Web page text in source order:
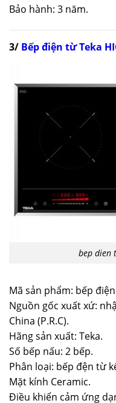
Bảo hành: 3 năm.
3/ Bếp điện từ Teka
bep dien
Mã sản phẩm: bếp
Nguồn gốc xuất xứ:
China (P.R.C).
Hãng sản xuất: Teka.
Số bếp nấu: 2 bếp.
Phân loại: bếp đện từ
Mặt kính Ceramic.
Điều khiển cảm ứng